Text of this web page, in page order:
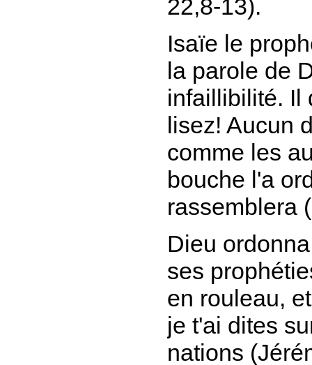
22,8-13).
Isaïe le
la parole de
infaillibilité. Il
lisez! Aucun
comme les
bouche l'a
rassemblera
Dieu
ses
en rouleau,
je t'ai dites
nations